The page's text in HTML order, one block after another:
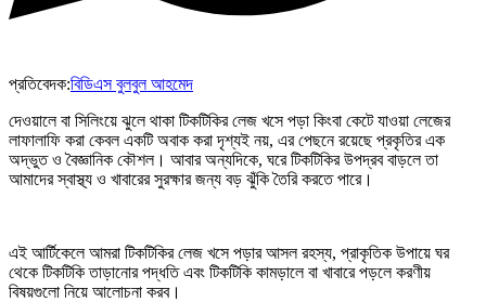
প্রতিবেদক:বিডিএস বুলবুল আহমেদ
দেওয়ালে বা সিলিংয়ে ঝুলে থাকা টিকটিকির লেজ খসে পড়া কিংবা কেটে যাওয়া লেজের
লাফালাফি করা কেবল একটি অবাক করা দৃশ্যই নয়, এর পেছনে রয়েছে প্রকৃতির এক
অদ্ভুত ও বৈজ্ঞানিক কৌশল। আবার অন্যদিকে, ঘরে টিকটিকির উপদ্রব বাড়লে তা
আমাদের স্বাস্থ্য ও খাবারের সুরক্ষার জন্য বড় ঝুঁকি তৈরি করতে পারে।
এই আর্টিকেলে আমরা টিকটিকির লেজ খসে পড়ার আসল রহস্য, প্রাকৃতিক উপায়ে ঘর
থেকে টিকটিকি তাড়ানোর পদ্ধতি এবং টিকটিকি কামড়ালে বা খাবারে পড়লে করণীয়
বিষয়গুলো নিয়ে আলোচনা করব।